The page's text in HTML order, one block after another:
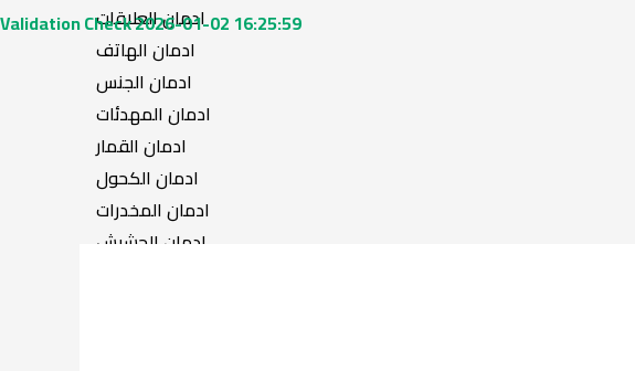
ادمان العلاقات
ادمان الهاتف
ادمان الجنس
ادمان المهدئات
ادمان القمار
ادمان الكحول
ادمان المخدرات
ادمان الحشيش
Validation Check 2026-01-02 16:25:59